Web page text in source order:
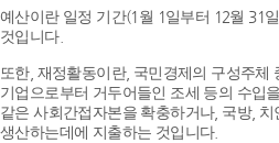
예산이란 일정 기간(1월 1일부터 12월 31
것입니다.
또한, 재정활동이란, 국민경제의 구성주체
기업으로부터 거두어들인 조세 등의 수입
같은 사회간접자본을 확충하거나, 국방,
생산하는데에 지출하는 것입니다.